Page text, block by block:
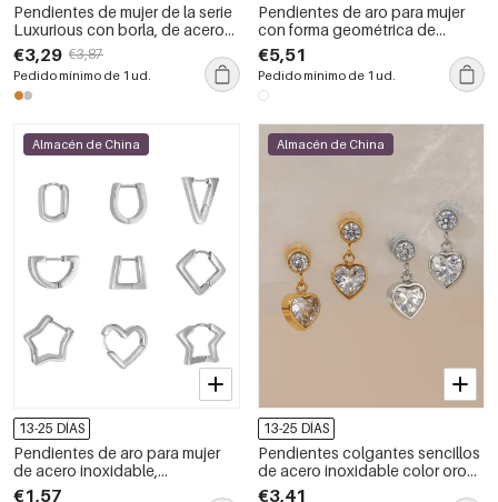
Pendientes de mujer de la serie
Luxurious con borla, de acero
inoxidable, impermeables y de
color dorado con diamantes de
imitación.
€3,29 €3,87
Pedido mínimo de 1 ud.
Pendientes de aro para mujer
con forma geométrica de
estrella simple, de acero
inoxidable, impermeables y de
color dorado con diamantes de
imitación.
€5,51
Pedido mínimo de 1 ud.
Almacén de China
13-25 DÍAS
Pendientes de aro para mujer
de acero inoxidable,
impermeables, con forma
€1,57
Almacén de China
13-25 DÍAS
Pendientes colgantes sencillos
de acero inoxidable color oro
con circonitas y forma de
€3,41